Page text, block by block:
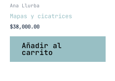
Ana Llurba
Mapas y cicatrices
$38,000.00
Añadir al
carrito